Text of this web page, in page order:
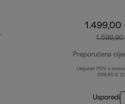
1.499,00
Preporučena
Uključen PDV u
299,80 €
Usporedi